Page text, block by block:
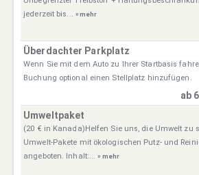
jederzeit bis... » mehr
Überdachter Parkplatz
Wenn Sie mit dem Auto zu Ihrer Startbasis
Buchung optional einen Stellplatz hinzufügen.
ab
Umweltpaket
(20 € in Kanada)Helfen Sie uns, die Umwelt zu
Umwelt-Pakete mit ökologischen Putz- und
angeboten. Inhalt:...» mehr